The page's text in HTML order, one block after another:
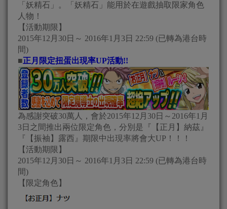
「妖精石」。「妖精石」能用於在遊戲抽取限家角色
人物！
【活動期限】
2015年12月30日～ 2016年1月3日 22:59 (已轉為港台時
間)
■正月限定扭蛋出現率UP活動!!
為感謝突破30萬人，會於2015年12月30日～2016年1月
3日之間推出兩位限定角色，分別是『【正月】納茲』
『【振袖】露西』期限中出現率將會大UP！！！
【活動期限】
2015年12月30日～ 2016年1月3日 22:59 (已轉為港台時
間)
【限定角色】